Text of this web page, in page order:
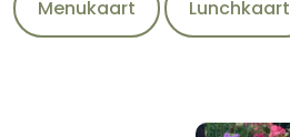
Menukaart Lunchkaart